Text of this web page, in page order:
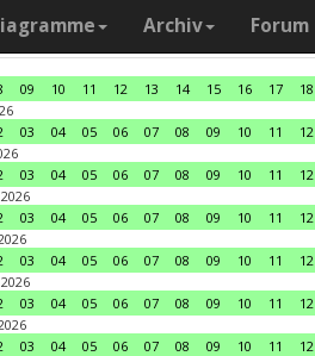
Archiv Forum
09 10 11 12 13 14 15 16 17 18
03 04 05 06 07 08 09 10 11 12
03 04 05 06 07 08 09 10 11 12
03 04 05 06 07 08 09 10 11 12
03 04 05 06 07 08 09 10 11 12
03 04 05 06 07 08 09 10 11 12
03 04 05 06 07 08 09 10 11 12